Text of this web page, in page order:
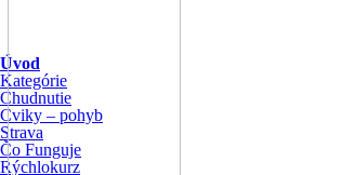
Úvod
Kategórie
Chudnutie
Cviky – pohyb
Strava
Čo Funguje
Rýchlokurz